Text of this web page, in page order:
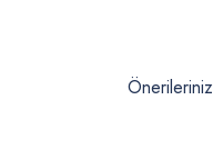
Önerileriniz